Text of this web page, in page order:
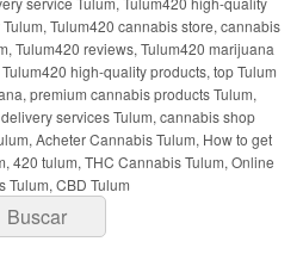
Tulum420 cannabis store, cannabis
Tulum420 reviews, Tulum420 marijuana
high-quality products, top Tulum
premium cannabis products Tulum,
services Tulum, cannabis shop
Acheter Cannabis Tulum, How to get
420 tulum, THC Cannabis Tulum, Online
Tulum, CBD Tulum
Buscar